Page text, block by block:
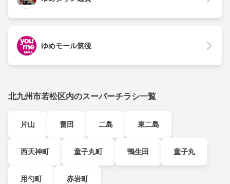
ゆめモール筑後
北九州市若松区内のスーパーチラシ一覧
片山 畠田 二島 東二島
西天神町 童子丸町 鴨生田 童子丸
用勺町 赤岩町